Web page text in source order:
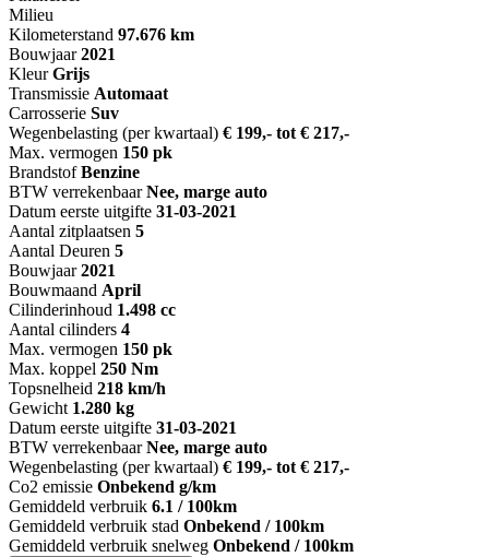
Milieu
Kilometerstand 97.676 km
Bouwjaar 2021
Kleur Grijs
Transmissie Automaat
Carrosserie Suv
Wegenbelasting (per kwartaal) € 199,- tot € 217,-
Max. vermogen 150 pk
Brandstof Benzine
BTW verrekenbaar Nee, marge auto
Datum eerste uitgifte 31-03-2021
Aantal zitplaatsen 5
Aantal Deuren 5
Bouwjaar 2021
Bouwmaand April
Cilinderinhoud 1.498 cc
Aantal cilinders 4
Max. vermogen 150 pk
Max. koppel 250 Nm
Topsnelheid 218 km/h
Gewicht 1.280 kg
Datum eerste uitgifte 31-03-2021
BTW verrekenbaar Nee, marge auto
Wegenbelasting (per kwartaal) € 199,- tot € 217,-
Co2 emissie Onbekend g/km
Gemiddeld verbruik 6.1 / 100km
Gemiddeld verbruik stad Onbekend / 100km
Gemiddeld verbruik snelweg Onbekend / 100km